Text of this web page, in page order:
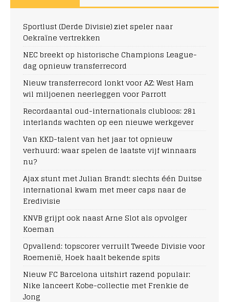
Sportlust (Derde Divisie) ziet speler naar
Oekraïne vertrekken
NEC breekt op historische Champions League-
dag opnieuw transferrecord
Nieuw transferrecord lonkt voor AZ: West Ham
wil miljoenen neerleggen voor Parrott
Recordaantal oud-internationals clubloos: 281
interlands wachten op een nieuwe werkgever
Van KKD-talent van het jaar tot opnieuw
verhuurd: waar spelen de laatste vijf winnaars
nu?
Ajax stunt met Julian Brandt: slechts één Duitse
international kwam met meer caps naar de
Eredivisie
KNVB grijpt ook naast Arne Slot als opvolger
Koeman
Opvallend: topscorer verruilt Tweede Divisie voor
Roemenië, Hoek haalt bekende spits
Nieuw FC Barcelona uitshirt razend populair:
Nike lanceert Kobe-collectie met Frenkie de
Jong